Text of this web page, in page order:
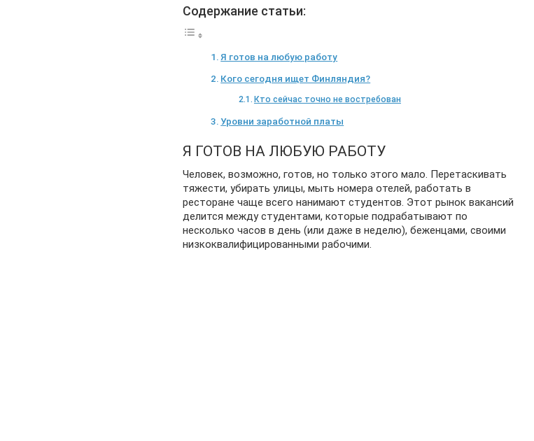
Содержание статьи:
Я готов на любую работу
Кого сегодня ищет Финляндия?
Кто сейчас точно не востребован
Уровни заработной платы
Я ГОТОВ НА ЛЮБУЮ РАБОТУ
Человек, возможно, готов, но только этого мало. Перетаскивать
тяжести, убирать улицы, мыть номера отелей, работать в
ресторане чаще всего нанимают студентов. Этот рынок вакансий
делится между студентами, которые подрабатывают по
несколько часов в день (или даже в неделю), беженцами, своими
низкоквалифицированными рабочими.